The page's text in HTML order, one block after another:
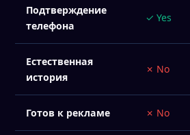
Подтверждение
телефона
✓ Yes
Естественная
история
✗ No
Готов к рекламе ✗ No